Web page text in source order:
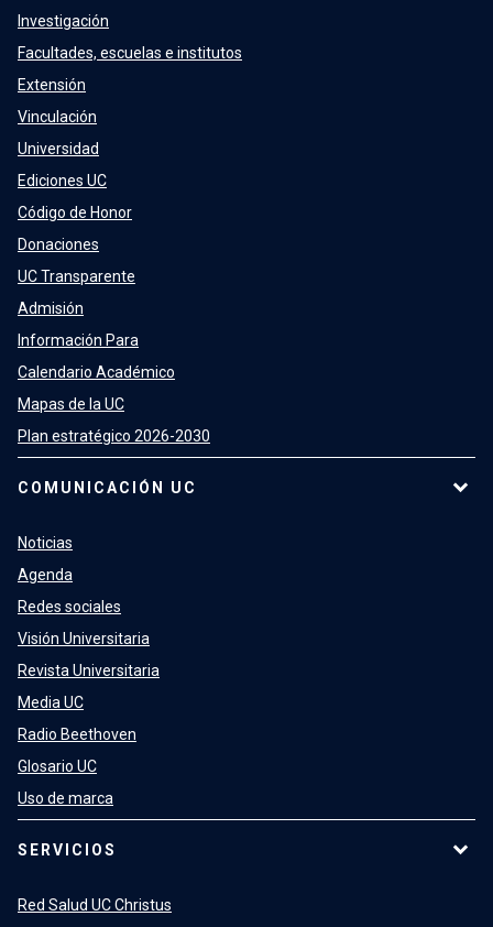
Investigación
Facultades, escuelas e institutos
Extensión
Vinculación
Universidad
Ediciones UC
Código de Honor
Donaciones
UC Transparente
Admisión
Información Para
Calendario Académico
Mapas de la UC
Plan estratégico 2026-2030
COMUNICACIÓN UC
Noticias
Agenda
Redes sociales
Visión Universitaria
Revista Universitaria
Media UC
Radio Beethoven
Glosario UC
Uso de marca
SERVICIOS
Red Salud UC Christus